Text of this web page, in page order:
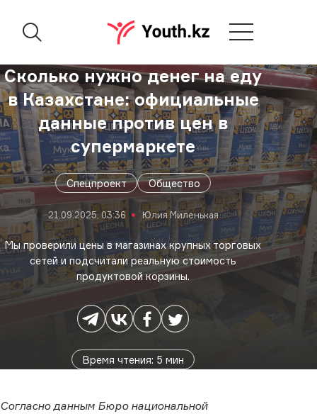
Сколько нужно денег на еду
в Казахстане: официальные
данные против цен в
супермаркете
Спецпроект Общество
21.09.2025, 03:36 Юлия Миленькая
Мы проверили цены в магазинах крупных торговых
сетей и подсчитали реальную стоимость
продуктовой корзины.
Время чтения: 5 мин
Согласно данным Бюро национальной